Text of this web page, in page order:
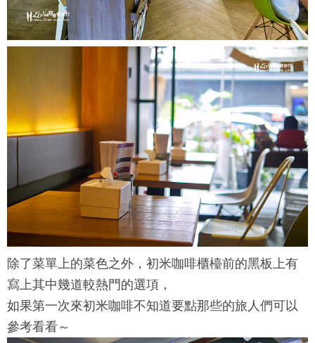
除了菜單上的菜色之外， 初米咖啡櫃檯前的黑板上有
寫上其中幾道較熱門的選項，
如果第一次來初米咖啡不知道要點那些的旅人們可以
參考看看～